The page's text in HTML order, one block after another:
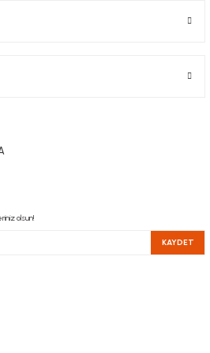
olsun!
KAYDET